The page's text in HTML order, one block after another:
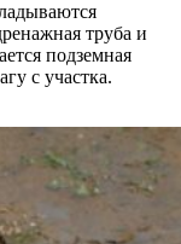
труба и
подземная
с участка.